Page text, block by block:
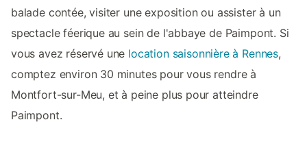
balade contée, visiter une exposition ou assister à un
spectacle féerique au sein de l'abbaye de Paimpont. Si
vous avez réservé une location saisonnière à Rennes,
comptez environ 30 minutes pour vous rendre à
Montfort-sur-Meu, et à peine plus pour atteindre
Paimpont.